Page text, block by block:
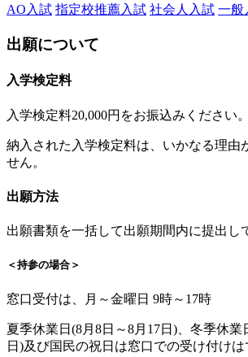
AO入試 指定校推薦入試 社会人入試 一般
出願について
入学検定料
入学検定料20,000円をお振込みください。
納入された入学検定料は、いかなる理由
せん。
出願方法
出願書類を一括して出願期間内に提出し
＜持参の場合＞
窓口受付は、月～金曜日 9時～17時
夏季休業日(8月8日～8月17日)、冬季休業
日)及び国民の祝日は窓口での受け付けは